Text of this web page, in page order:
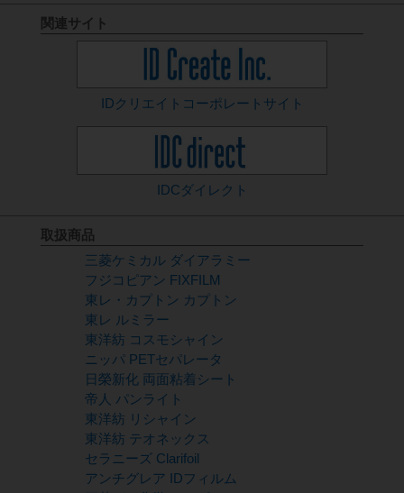
関連サイト
IDクリエイト コーポレートサイト
IDCダイレクト
取扱商品
三菱ケミカル ダイアラミー
フジコピアン FIXFILM
東レ・カプトン カプトン
東レ ルミラー
東洋紡 コスモシャイン
ニッパ PETセパレータ
日榮新化 両面粘着シート
帝人 パンライト
東洋紡 リシャイン
東洋紡 テオネックス
セラニーズ Clarifoil
アンチグレア IDフィルム